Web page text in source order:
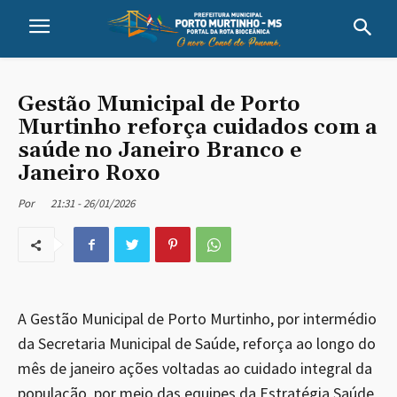
Gestão Municipal de Porto
Murtinho reforça cuidados com a
saúde no Janeiro Branco e
Janeiro Roxo
Por 21:31 - 26/01/2026
A Gestão Municipal de Porto Murtinho, por intermédio
da Secretaria Municipal de Saúde, reforça ao longo do
mês de janeiro ações voltadas ao cuidado integral da